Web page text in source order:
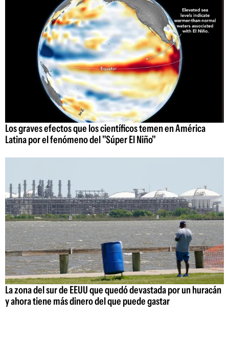
Los graves efectos que los científicos temen en América
Latina por el fenómeno del "Súper El Niño"
La zona del sur de EEUU que quedó devastada por un huracán
y ahora tiene más dinero del que puede gastar